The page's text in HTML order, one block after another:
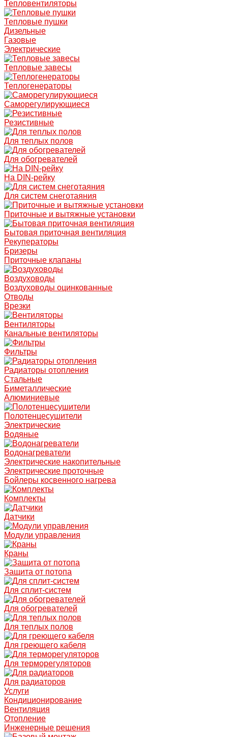
Тепловентиляторы
Тепловые пушки
Дизельные
Газовые
Электрические
Тепловые завесы
Теплогенераторы
Саморегулирующиеся
Резистивные
Для теплых полов
Для обогревателей
На DIN-рейку
Для систем снеготаяния
Приточные и вытяжные установки
Бытовая приточная вентиляция
Рекуператоры
Бризеры
Приточные клапаны
Воздуховоды
Воздуховоды оцинкованные
Отводы
Врезки
Вентиляторы
Канальные вентиляторы
Фильтры
Радиаторы отопления
Стальные
Биметаллические
Алюминиевые
Полотенцесушители
Электрические
Водяные
Водонагреватели
Электрические накопительные
Электрические проточные
Бойлеры косвенного нагрева
Комплекты
Датчики
Модули управления
Краны
Защита от потопа
Для сплит-систем
Для обогревателей
Для теплых полов
Для греющего кабеля
Для терморегуляторов
Для радиаторов
Услуги
Кондиционирование
Вентиляция
Отопление
Инженерные решения